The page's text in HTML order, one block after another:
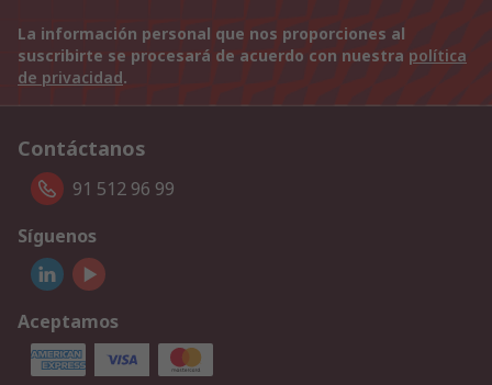
La información personal que nos proporciones al
suscribirte se procesará de acuerdo con nuestra política
de privacidad.
Contáctanos
91 512 96 99
Síguenos
Aceptamos